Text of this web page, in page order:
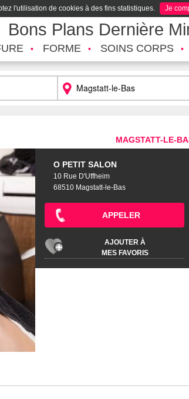
l'utilisation de cookies à des fins statistiques. Je
Bons Plans Dernière
FORME SOINS CORPS
MAGSTATT-LE-
O PETIT SALON
10 Rue D'Uffheim
68510 Magstatt-le-Bas
APPELER
AJOUTER À
MES FAVORIS